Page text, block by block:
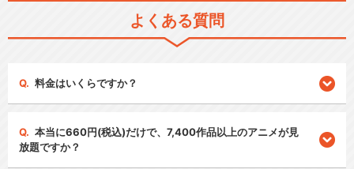
よくある質問
料金はいくらですか？
本当に660円(税込)だけで、7,400作品以上のアニメが見
放題ですか？